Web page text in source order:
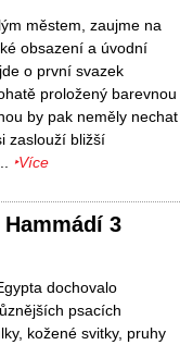
městem, zaujme na
obsazení a úvodní
o první svazek
proložený barevnou
by pak neměly nechat
zaslouží bližší
‣Více
3
dochovalo
psacích
kožené svitky, pruhy